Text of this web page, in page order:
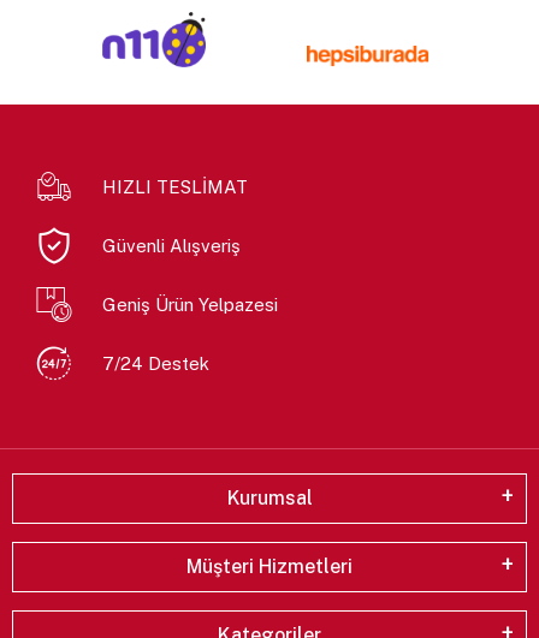
HIZLI TESLİMAT
Güvenli Alışveriş
Geniş Ürün Yelpazesi
7/24 Destek
Kurumsal
Müşteri Hizmetleri